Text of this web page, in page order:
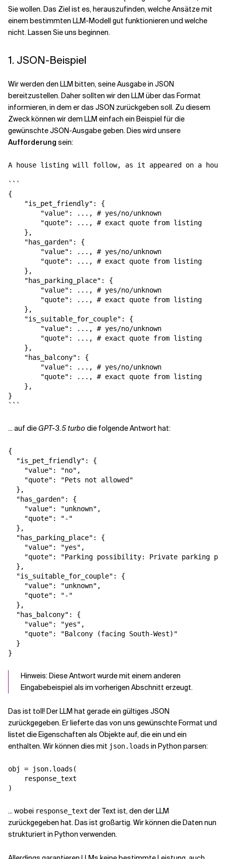
Sie wollen. Das Ziel ist es, herauszufinden, welche Ansätze mit
einem bestimmten LLM-Modell gut funktionieren und welche
nicht. Lassen Sie uns beginnen.
1. JSON-Beispiel
Wir werden den LLM bitten, seine Ausgabe in JSON
bereitzustellen. Daher sollten wir den LLM über das Format
informieren, in dem er das JSON zurückgeben soll. Zu diesem
Zweck können wir dem LLM einfach ein Beispiel für die
gewünschte JSON-Ausgabe geben. Dies wird unsere
Aufforderung sein:
A house listing will follow, as it appeared on a
```
{
    "is_pet_friendly": {
        "value": ..., # yes/no/unknown
        "quote": ..., # exact quote from listing
    },
    "has_garden": {
        "value": ..., # yes/no/unknown
        "quote": ..., # exact quote from listing
    },
    "has_parking_place": {
        "value": ..., # yes/no/unknown
        "quote": ..., # exact quote from listing
    },
    "is_suitable_for_couple": {
        "value": ..., # yes/no/unknown
        "quote": ..., # exact quote from listing
    },
    "has_balcony": {
        "value": ..., # yes/no/unknown
        "quote": ..., # exact quote from listing
    },
}
... auf dieGPT-3.5 turbo die folgende Antwort hat:
{
  "is_pet_friendly": {
    "value": "no",
    "quote": "Pets not allowed"
  },
  "has_garden": {
    "value": "unknown",
    "quote": "-"
  },
  "has_parking_place": {
    "value": "yes",
"quote": "Parking possibility: Private parking
  },
  "is_suitable_for_couple": {
    "value": "unknown",
    "quote": "-"
  },
  "has_balcony": {
    "value": "yes",
    "quote": "Balcony (facing South-West)"
  }
Hinweis: Diese Antwort wurde mit einem anderen
Eingabebeispiel als im vorherigen Abschnitt erzeugt.
Das ist toll! Der LLM hat gerade ein gültiges JSON
zurückgegeben. Er lieferte das von uns gewünschte Format und
listet die Eigenschaften als Objekte auf, die ein und ein
enthalten. Wir können dies mit json.loads in Python parsen:
obj = json.loads(
    response_text
... wobei response_text der Text ist, den der LLM
zurückgegeben hat. Das ist großartig. Wir können die Daten nun
strukturiert in Python verwenden.